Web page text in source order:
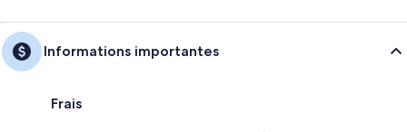
Informations importantes
Frais